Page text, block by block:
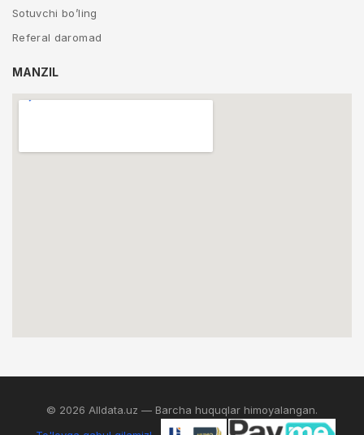
Sotuvchi bo’ling
Referal daromad
MANZIL
© 2026 Alldata.uz — Barcha huquqlar himoyalangan.